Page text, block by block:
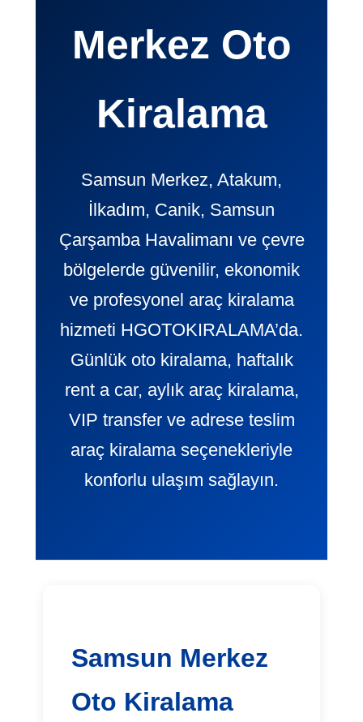
Merkez Oto
Kiralama
Samsun Merkez, Atakum,
İlkadım, Canik, Samsun
Çarşamba Havalimanı ve çevre
bölgelerde güvenilir, ekonomik
ve profesyonel araç kiralama
hizmeti HGOTOKIRALAMA’da.
Günlük oto kiralama, haftalık
rent a car, aylık araç kiralama,
VIP transfer ve adrese teslim
araç kiralama seçenekleriyle
konforlu ulaşım sağlayın.
Samsun Merkez
Oto Kiralama